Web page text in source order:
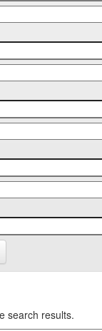
search results.